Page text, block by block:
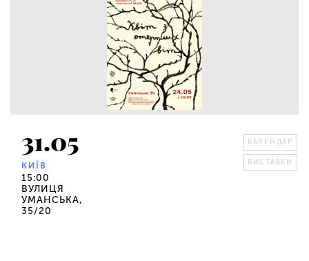
31.05
КИЇВ
15:00
ВУЛИЦЯ
УМАНСЬКА,
35/20
КАЛЕНДАР
ВИСТАВКИ